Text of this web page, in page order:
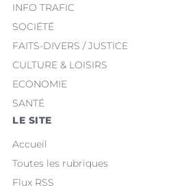
INFO TRAFIC
SOCIÉTÉ
FAITS-DIVERS / JUSTICE
CULTURE & LOISIRS
ECONOMIE
SANTÉ
LE SITE
Accueil
Toutes les rubriques
Flux RSS